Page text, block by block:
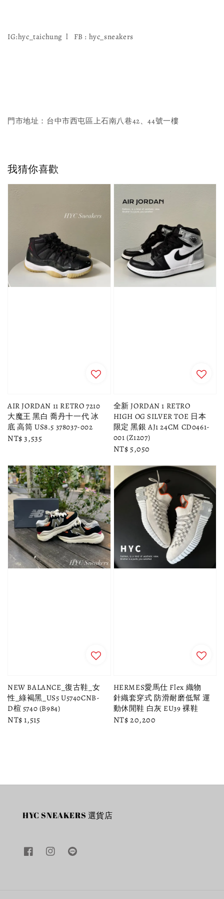
IG:hyc_taichung l FB : hyc_sneakers
門市地址：台中市西屯區上石南八巷42、44號一樓
我猜你喜歡
AIR JORDAN 11 RETRO 7210
大魔王 黑白 喬丹十一代 冰
底 高筒 US8.5 378037-002
Regular
NT$ 3,535
全新 JORDAN 1 RETRO
HIGH OG SILVER TOE 日本
限定 黑銀 AJ1 24CM CD0461-
001 (Z1207)
Regular
NT$ 5,050
NEW BALANCE_復古鞋_女
性_綠褐黑_US5 U5740CNB-
D楦 5740 (B984)
Regular
NT$ 1,515
HERMES愛馬仕 Flex 織物
針織套穿式 防滑耐磨低幫 運
動休閒鞋 白灰 EU39 裸鞋
Regular
NT$ 20,200
HYC SNEAKERS 選貨店